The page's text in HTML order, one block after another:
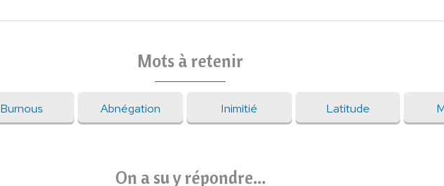
Mots à retenir
Burnous Abnégation Inimitié Latitude
On a su y répondre...